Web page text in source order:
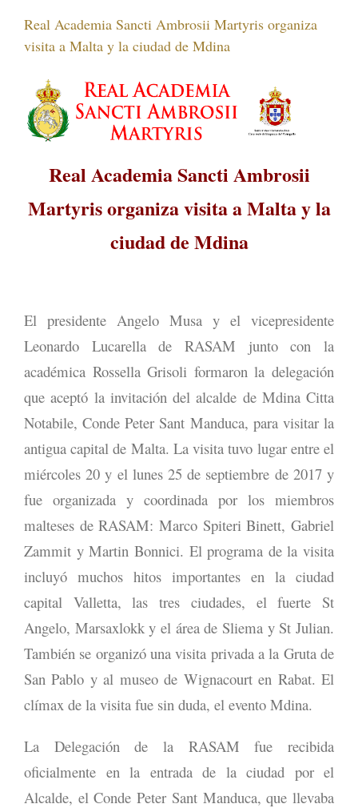
Real Academia Sancti Ambrosii Martyris organiza
visita a Malta y la ciudad de Mdina
Real Academia Sancti Ambrosii
Martyris organiza visita a Malta y la
ciudad de Mdina
El presidente Angelo Musa y el vicepresidente
Leonardo Lucarella de RASAM junto con la
académica Rossella Grisoli formaron la delegación
que aceptó la invitación del alcalde de Mdina Citta
Notabile, Conde Peter Sant Manduca, para visitar la
antigua capital de Malta. La visita tuvo lugar entre el
miércoles 20 y el lunes 25 de septiembre de 2017 y
fue organizada y coordinada por los miembros
malteses de RASAM: Marco Spiteri Binett, Gabriel
Zammit y Martin Bonnici. El programa de la visita
incluyó muchos hitos importantes en la ciudad
capital Valletta, las tres ciudades, el fuerte St
Angelo, Marsaxlokk y el área de Sliema y St Julian.
También se organizó una visita privada a la Gruta de
San Pablo y al museo de Wignacourt en Rabat. El
clímax de la visita fue sin duda, el evento Mdina.
La Delegación de la RASAM fue recibida
oficialmente en la entrada de la ciudad por el
Alcalde, el Conde Peter Sant Manduca, que llevaba